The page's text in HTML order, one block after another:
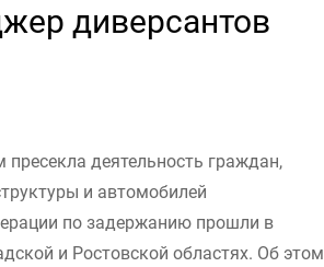
диверсантов
деятельность граждан,
и автомобилей
по задержанию прошли в
и Ростовской областях. Об этом